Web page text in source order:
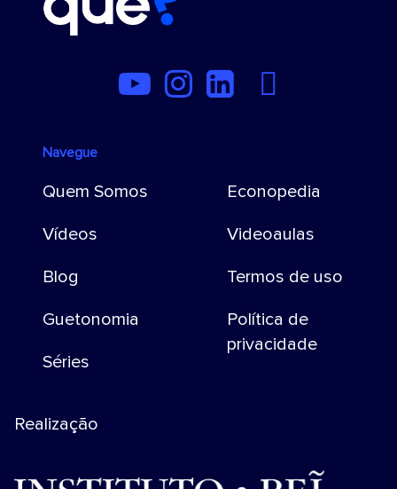
Navegue
Quem Somos
Vídeos
Blog
Guetonomia
Séries
Econopedia
Videoaulas
Termos de uso
Política de
privacidade
Realização